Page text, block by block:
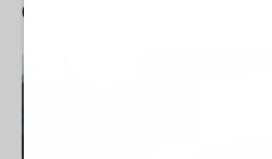
06/08/2026